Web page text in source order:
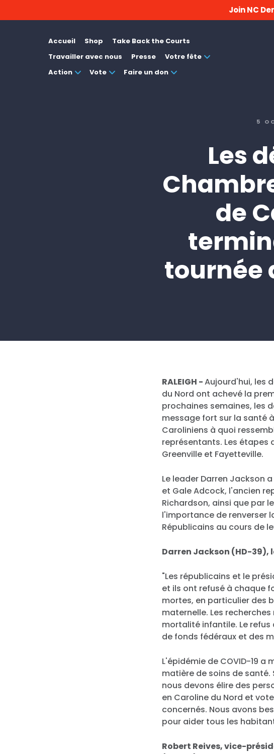
Join NC
Accueil Shop
Take Back the Courts
Travailler avec nous
Presse
Votre fête
Action
Vote Faire un don
5
Les
de
tournée
RALEIGH -Aujourd'hui, les
du Nord ont achevé la
prochaines semaines, les
message fort sur la santé
Caroliniens à quoi
représentants. Les étapes
Greenville et Fayetteville.
Le leader Darren Jackson
et Gale Adcock, l'ancien
Richardson, ainsi que par
l'importance de renverser
Républicains au cours de
Darren Jackson (HD-
"Les républicains et le
et ils ont refusé à chaque
mortes, en particulier des
maternelle. Les
mortalité infantile. Le
de fonds fédéraux et des
L'épidémie de COVID-19 a
matière de soins de santé.
nous devons élire des
en Caroline du Nord et
concernés. Nous avons
pour aider tous les
Robert Reives, vice-